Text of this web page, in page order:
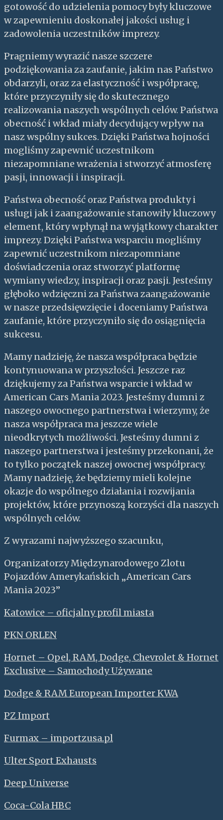
gotowość do udzielenia pomocy były kluczowe
w zapewnieniu doskonałej jakości usług i
zadowolenia uczestników imprezy.
Pragniemy wyrazić nasze szczere
podziękowania za zaufanie, jakim nas Państwo
obdarzyli, oraz za elastyczność i współpracę,
które przyczyniły się do skutecznego
realizowania naszych wspólnych celów. Państwa
obecność i wkład miały decydujący wpływ na
nasz wspólny sukces. Dzięki Państwa hojności
mogliśmy zapewnić uczestnikom
niezapomniane wrażenia i stworzyć atmosferę
pasji, innowacji i inspiracji.
Państwa obecność oraz Państwa produkty i
usługi jak i zaangażowanie stanowiły kluczowy
element, który wpłynął na wyjątkowy charakter
imprezy. Dzięki Państwa wsparciu mogliśmy
zapewnić uczestnikom niezapomniane
doświadczenia oraz stworzyć platformę
wymiany wiedzy, inspiracji oraz pasji. Jesteśmy
głęboko wdzięczni za Państwa zaangażowanie
w nasze przedsięwzięcie i doceniamy Państwa
zaufanie, które przyczyniło się do osiągnięcia
sukcesu.
Mamy nadzieję, że nasza współpraca będzie
kontynuowana w przyszłości. Jeszcze raz
dziękujemy za Państwa wsparcie i wkład w
American Cars Mania 2023. Jesteśmy dumni z
naszego owocnego partnerstwa i wierzymy, że
nasza współpraca ma jeszcze wiele
nieodkrytych możliwości. Jesteśmy dumni z
naszego partnerstwa i jesteśmy przekonani, że
to tylko początek naszej owocnej współpracy.
Mamy nadzieję, że będziemy mieli kolejne
okazje do wspólnego działania i rozwijania
projektów, które przynoszą korzyści dla naszych
wspólnych celów.
Z wyrazami najwyższego szacunku,
Organizatorzy Międzynarodowego Zlotu
Pojazdów Amerykańskich „American Cars
Mania 2023”
Katowice – oficjalny profil miasta
PKN ORLEN
Hornet – Opel, RAM, Dodge, Chevrolet & Hornet
Exclusive – Samochody Używane
Dodge & RAM European Importer KWA
PZ Import
Furmax – importzusa.pl
Ulter Sport Exhausts
Deep Universe
Coca-Cola HBC